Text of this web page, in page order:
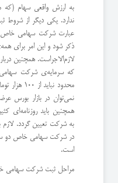
به ارزش واقعی سهام
ندارد. یکی دیگر از
عبارت شرکت سهامی خاص
ذکر شود و این امر برای
لازم‌الاجراست. همچنین
که سرمایه‌ی شرکت
محدود
نمی‌توان در بازار بورس
همچنین باید روزنامه‌ای
به شرکت تعیین گردد.
در شرکت سهامی خاص دو
است.
مراحل ثبت شرکت سهامی